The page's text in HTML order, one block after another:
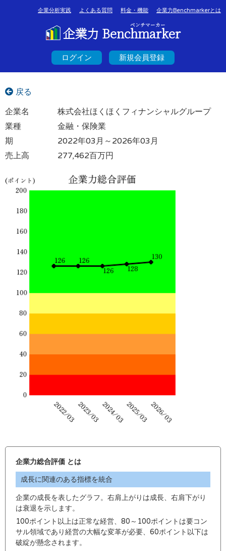
企業分析実践 よくある質問 料金・機能 企業力Benchmarkerとは
ベンチマーカー
企業力 Benchmarker
ログイン 新規会員登録
戻る
企業名
株式会社ほくほくフィナンシャルグループ
業種
金融・保険業
期
2022年03月～2026年03月
売上高
277,462百万円
企業力総合評価 とは
成長に関連のある指標を統合
企業の成長を表したグラフ。右肩上がりは成長、右肩下がり
は衰退を示します。
100ポイント以上は正常な経営、80～100ポイントは要コン
サル領域であり経営の大幅な変革が必要、60ポイント以下は
破綻が懸念されます。